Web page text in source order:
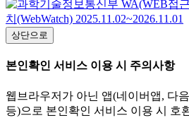
상단으로
본인확인 서비스 이용 시 주의사항
웹브라우저가 아닌 앱(네이버앱, 다
등)으로 본인확인 서비스 이용 시 호